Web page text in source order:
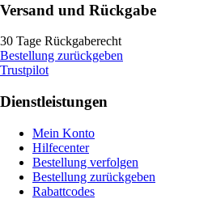
Versand und Rückgabe
30 Tage Rückgaberecht
Bestellung zurückgeben
Trustpilot
Dienstleistungen
Mein Konto
Hilfecenter
Bestellung verfolgen
Bestellung zurückgeben
Rabattcodes